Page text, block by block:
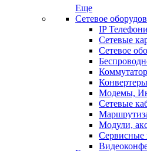
Еще
Сетевое
IP
Сетевые
Сетевое
Конвертеры
Модемы,
Сетевые
Модули,
Сервисные